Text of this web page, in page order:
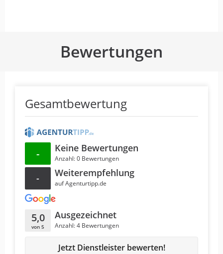
Bewertungen
Gesamtbewertung
- Keine Bewertungen
Anzahl: 0 Bewertungen
- Weiterempfehlung
auf Agenturtipp.de
5,0
von 5
Ausgezeichnet
Anzahl: 4 Bewertungen
Jetzt Dienstleister bewerten!